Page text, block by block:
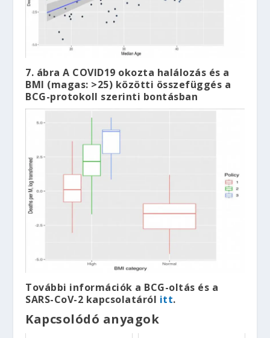
7. ábra A COVID19 okozta halálozás és a
BMI (magas: >25) közötti összefüggés a
BCG-protokoll szerinti bontásban
További információk a BCG-oltás és a
SARS-CoV-2 kapcsolatáról itt.
Kapcsolódó anyagok